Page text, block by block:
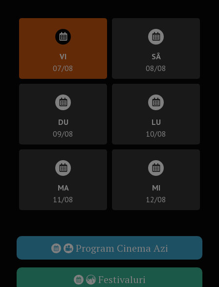
VI
07/08
SÂ
08/08
DU
09/08
LU
10/08
MA
11/08
MI
12/08
Program Cinema Azi
Festivaluri